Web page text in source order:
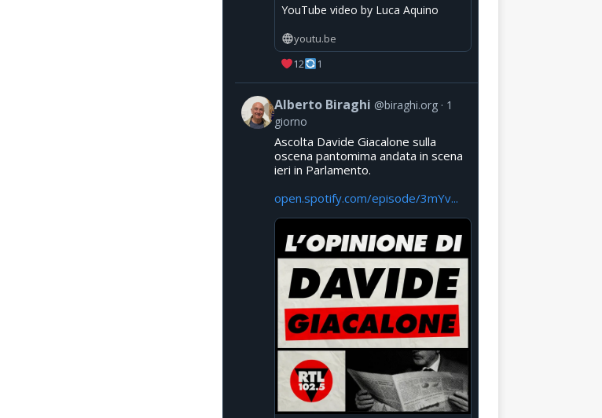
YouTube video by Luca Aquino
youtu.be
12
1
Alberto Biraghi @biraghi.org
1
giorno
Ascolta Davide Giacalone sulla
oscena pantomima andata in scena
ieri in Parlamento.
open.spotify.com/episode/3mYv...